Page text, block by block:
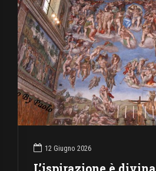
12 Giugno 2026